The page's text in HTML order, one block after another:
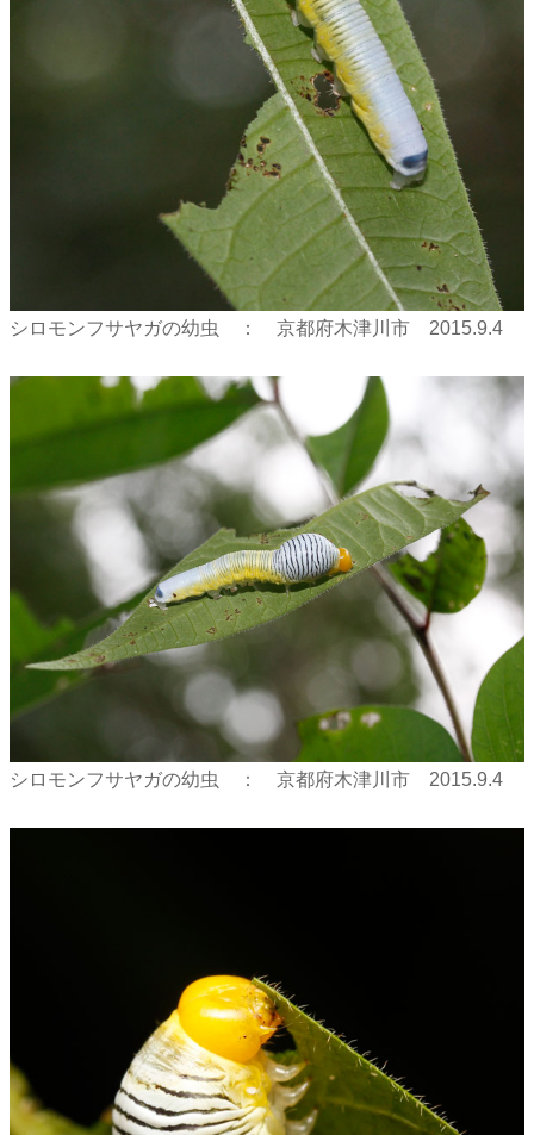
シロモンフサヤガの幼虫 ： 京都府木津川市 2015.9.4
シロモンフサヤガの幼虫 ： 京都府木津川市 2015.9.4